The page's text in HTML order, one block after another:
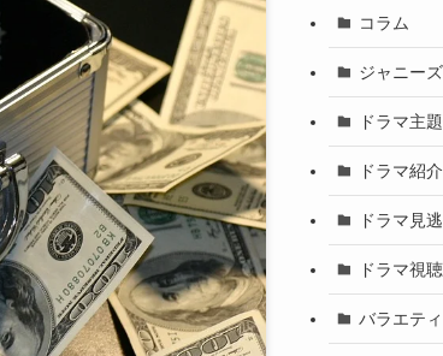
コラム
ジャニーズ
ドラマ主
ドラマ紹介
ドラマ見
ドラマ視
バラエティ